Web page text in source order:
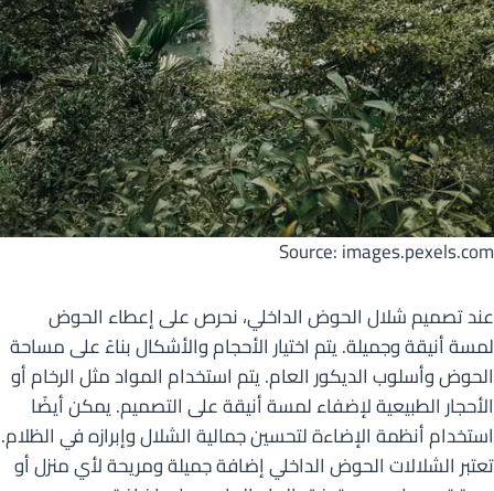
Source: images.pexels.com
عند تصميم شلال الحوض الداخلي، نحرص على إعطاء الحوض
لمسة أنيقة وجميلة. يتم اختيار الأحجام والأشكال بناءً على مساحة
الحوض وأسلوب الديكور العام. يتم استخدام المواد مثل الرخام أو
الأحجار الطبيعية لإضفاء لمسة أنيقة على التصميم. يمكن أيضًا
استخدام أنظمة الإضاءة لتحسين جمالية الشلال وإبرازه في الظلام.
تعتبر الشلالات الحوض الداخلي إضافة جميلة ومريحة لأي منزل أو